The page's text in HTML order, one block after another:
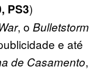
PS3)
, o Bulletstorm
e até
de Casamento,